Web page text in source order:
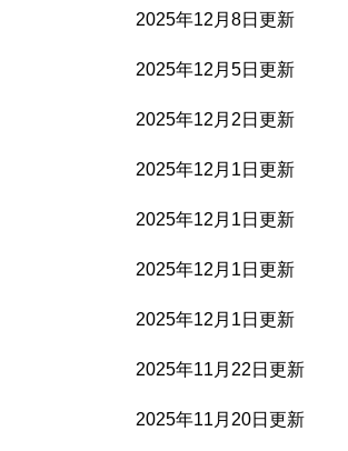
2025年12月8日更新
2025年12月5日更新
2025年12月2日更新
2025年12月1日更新
2025年12月1日更新
2025年12月1日更新
2025年12月1日更新
2025年11月22日更新
2025年11月20日更新